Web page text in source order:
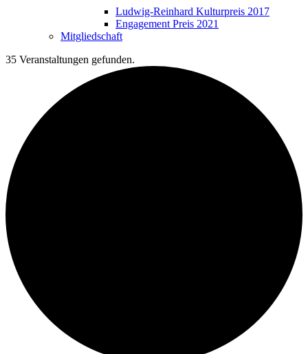
Ludwig-Reinhard Kulturpreis 2017
Engagement Preis 2021
Mitgliedschaft
35 Veranstaltungen gefunden.